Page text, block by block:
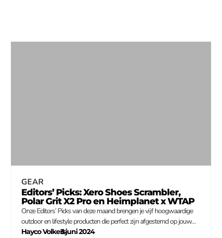
GEAR
Editors’ Picks: Xero Shoes Scrambler,
Polar Grit X2 Pro en Heimplanet x WTAP
Onze Editors’ Picks van deze maand brengen je vijf hoogwaardige
outdoor en lifestyle producten die perfect zijn afgestemd op jouw…
Hayco Volkers
–
3 juni 2024